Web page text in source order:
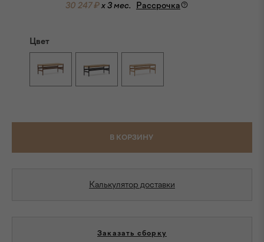
30 247 ₽x 3 мес. Рассрочка
Цвет
В КОРЗИНУ
Калькулятор доставки
Заказать сборку